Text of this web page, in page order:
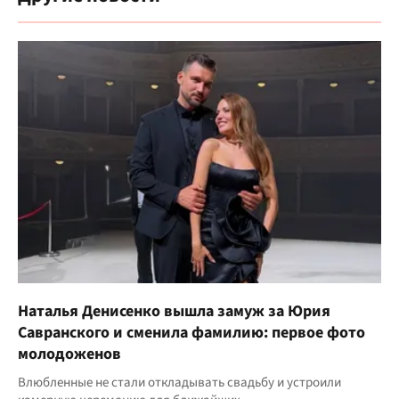
Наталья Денисенко вышла замуж за Юрия
Савранского и сменила фамилию: первое фото
молодоженов
Влюбленные не стали откладывать свадьбу и устроили